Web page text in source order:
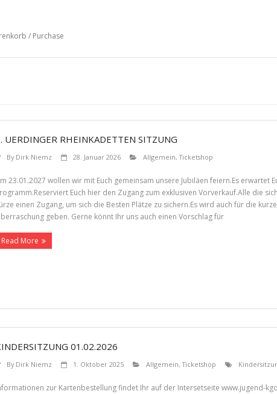
/ Purchase
UERDINGER RHEINKADETTEN SITZUNG
By Dirk Niemz 28. Januar 2026 Allgemein,Ticketshop
23.01.2027 wollen wir mit Euch gemeinsam unsere Jubiläen feiern.Es erwartet
Euch hier den Zugang zum exklusiven Vorverkauf.Alle die
einen Zugang, um sich die Besten Plätze zu sichern.Es wird auch für die
geben. Gerne könnt Ihr uns auch einen Vorschlag für
Read More
01.02.2026
By Dirk Niemz 1. Oktober 2025 Allgemein,Ticketshop
zur Kartenbestellung findet Ihr auf der Intersetseite www.jugend-